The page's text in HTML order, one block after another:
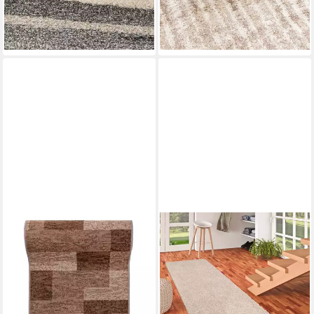
-63%
lieferbar - in 6-7 Werktagen bei dir
ab 13,99 € UVP62,99 €
-78%
lieferbar - in 6-7 Werktagen bei dir